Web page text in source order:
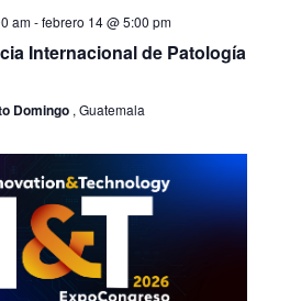
am-febrero 14 @ 5:00 pm
Internacional de Patología
Domingo , Guatemala